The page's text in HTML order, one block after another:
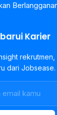
Karier
dari Jobsease.